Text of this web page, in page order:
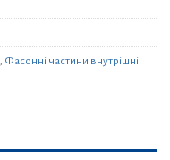
, Фасонні частини внутрішні